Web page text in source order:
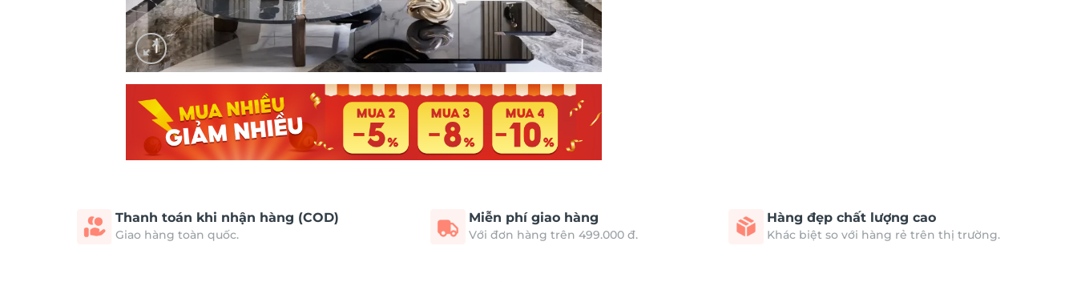
Thanh toán khi nhận hàng (COD)
Giao hàng toàn quốc.
Miễn phí giao hàng
Với đơn hàng trên 499.000 đ.
Hàng đẹp chất lượng cao
Khác biệt so với hàng rẻ trên thị trường.